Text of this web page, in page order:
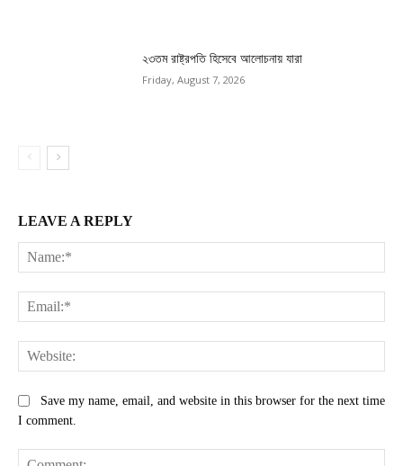
২৩তম রাষ্ট্রপতি হিসেবে আলোচনায় যারা
Friday, August 7, 2026
LEAVE A REPLY
Save my name, email, and website in this browser for the next time
I comment.